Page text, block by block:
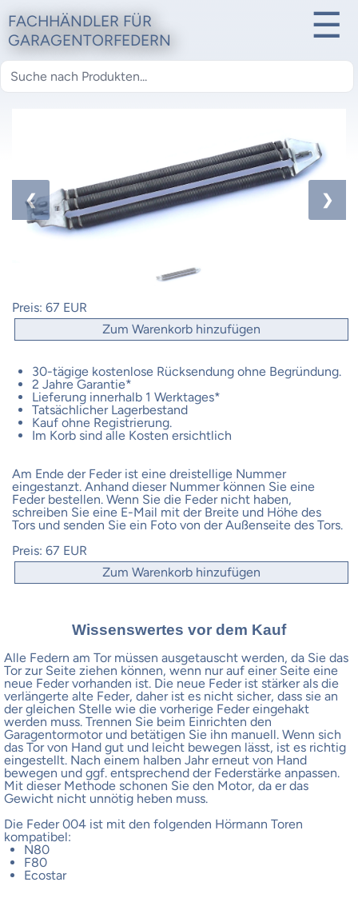
FACHHÄNDLER FÜR
GARAGENTORFEDERN
☰
❮ ❯
Preis: 67 EUR
Zum Warenkorb hinzufügen
30-tägige kostenlose Rücksendung ohne Begründung.
2 Jahre Garantie*
Lieferung innerhalb 1 Werktages*
Tatsächlicher Lagerbestand
Kauf ohne Registrierung.
Im Korb sind alle Kosten ersichtlich
Am Ende der Feder ist eine dreistellige Nummer
eingestanzt. Anhand dieser Nummer können Sie eine
Feder bestellen. Wenn Sie die Feder nicht haben,
schreiben Sie eine E-Mail mit der Breite und Höhe des
Tors und senden Sie ein Foto von der Außenseite des Tors.
Preis: 67 EUR
Zum Warenkorb hinzufügen
Wissenswertes vor dem Kauf
Alle Federn am Tor müssen ausgetauscht werden, da Sie das
Tor zur Seite ziehen können, wenn nur auf einer Seite eine
neue Feder vorhanden ist. Die neue Feder ist stärker als die
verlängerte alte Feder, daher ist es nicht sicher, dass sie an
der gleichen Stelle wie die vorherige Feder eingehakt
werden muss. Trennen Sie beim Einrichten den
Garagentormotor und betätigen Sie ihn manuell. Wenn sich
das Tor von Hand gut und leicht bewegen lässt, ist es richtig
eingestellt. Nach einem halben Jahr erneut von Hand
bewegen und ggf. entsprechend der Federstärke anpassen.
Mit dieser Methode schonen Sie den Motor, da er das
Gewicht nicht unnötig heben muss.
Die Feder 004 ist mit den folgenden Hörmann Toren
kompatibel:
N80
F80
Ecostar